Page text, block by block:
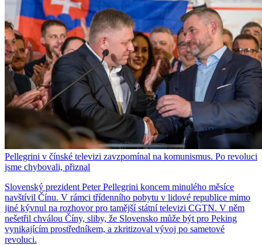
Pellegrini v čínské televizi zavzpomínal na komunismus. Po revoluci
jsme chybovali, přiznal
Slovenský prezident Peter Pellegrini koncem minulého měsíce
navštívil Čínu. V rámci třídenního pobytu v lidové republice mimo
jiné kývnul na rozhovor pro tamější státní televizi CGTN. V něm
nešetřil chválou Číny, sliby, že Slovensko může být pro Peking
vynikajícím prostředníkem, a zkritizoval vývoj po sametové
revoluci.